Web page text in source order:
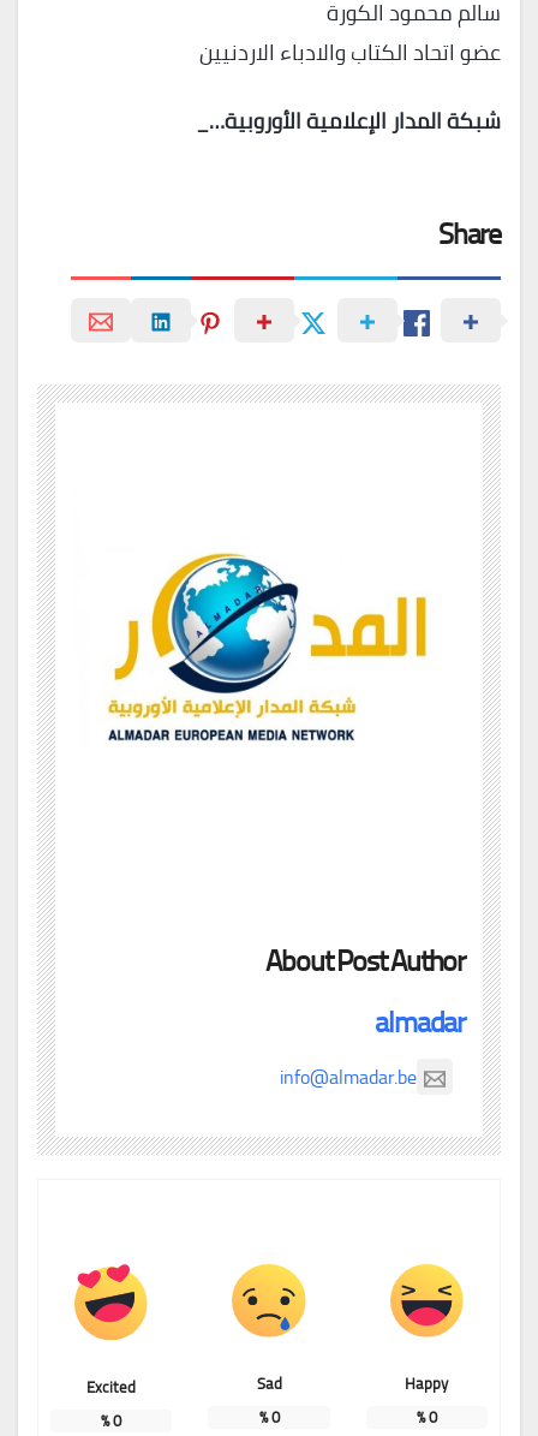
سالم محمود الكورة
عضو اتحاد الكتاب والادباء الاردنيين
شبكة المدار الإعلامية الأوروبية…_
Share
About Post Author
almadar
info@almadar.be
Happy
0
%
Sad
0
%
Excited
0
%